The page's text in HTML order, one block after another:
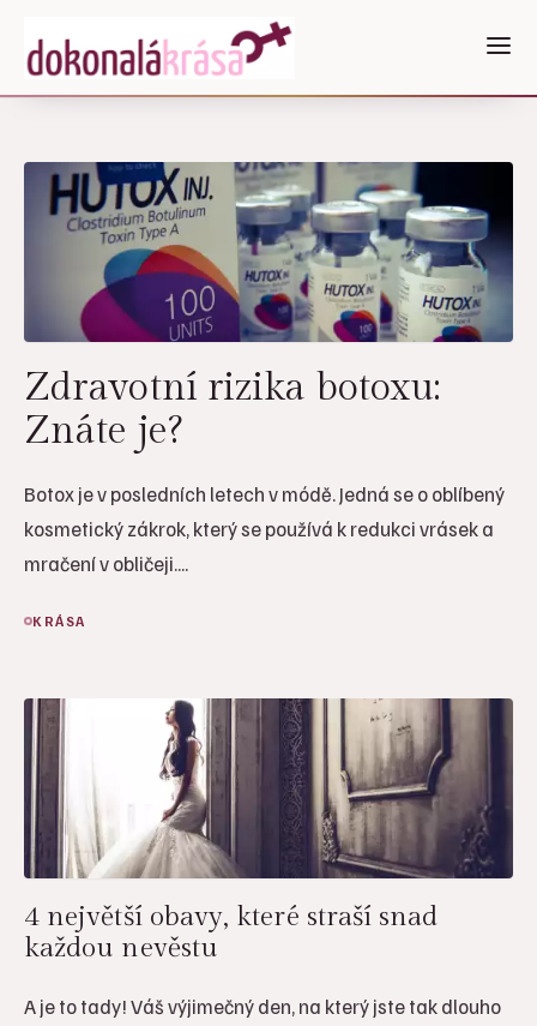
Zdravotní rizika botoxu:
Znáte je?
Botox je v posledních letech v módě. Jedná se o oblíbený
kosmetický zákrok, který se používá k redukci vrásek a
mračení v obličeji....
KRÁSA
4 největší obavy, které straší snad
každou nevěstu
A je to tady! Váš výjimečný den, na který jste tak dlouho